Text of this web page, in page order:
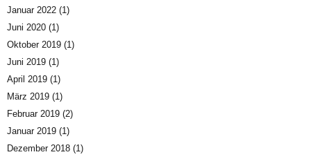
Januar 2022 (1)
Juni 2020 (1)
Oktober 2019 (1)
Juni 2019 (1)
April 2019 (1)
März 2019 (1)
Februar 2019 (2)
Januar 2019 (1)
Dezember 2018 (1)